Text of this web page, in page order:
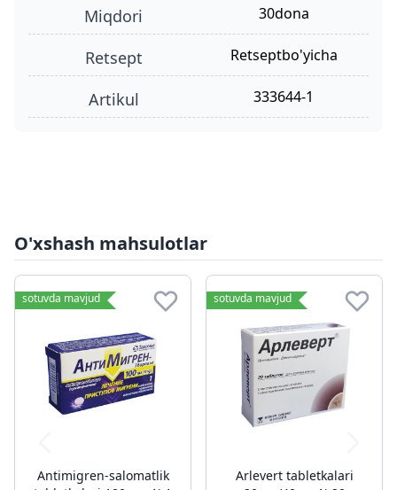
miqdori 30dona
retsept retseptbo'yicha
Artikul 333644-1
O'xshash mahsulotlar
sotuvda mavjud
Antimigren-salomatlik
sotuvda mavjud
Arlevert tabletkalari